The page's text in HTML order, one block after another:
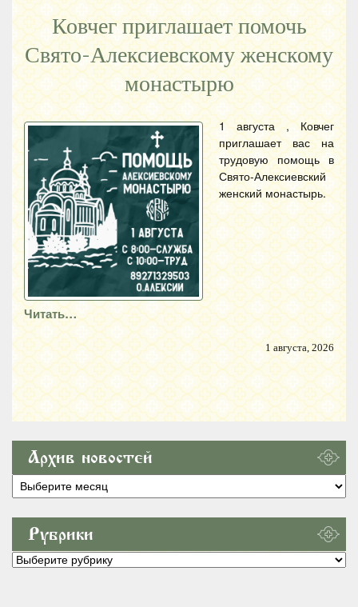
Ковчег приглашает помочь
Свято-Алексиевскому женскому
монастырю
1 августа , Ковчег
приглашает вас на
трудовую помощь в
Свято-Алексиевский
женский монастырь.
Читать…
1 августа, 2026
Архив новостей
Архив
новостей
Рубрики
Рубрики